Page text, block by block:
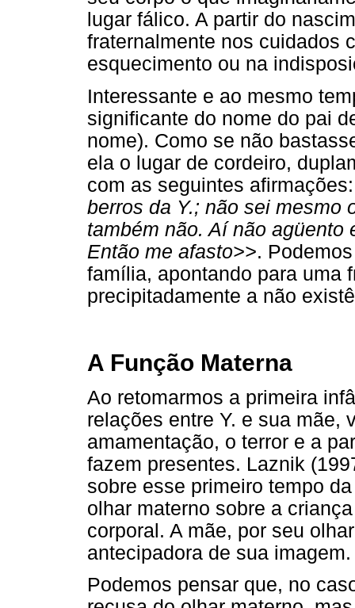
lugar fálico. A partir do
fraternalmente nos cuidados
esquecimento ou na
Interessante e ao mesmo
significante do nome do pai
nome). Como se não
ela o lugar de cordeiro,
com as seguintes
berros da Y.; não sei mesmo
também não. Aí não agüento
Então me afasto>>.
família, apontando para uma
precipitadamente a não
A Função Materna
Ao retomarmos a primeira
relações entre Y. e sua mãe,
amamentação, o terror e a
fazem presentes. Laznik
sobre esse primeiro tempo
olhar materno sobre a
corporal. A mãe, por seu
antecipadora de sua imagem.
Podemos pensar que, no